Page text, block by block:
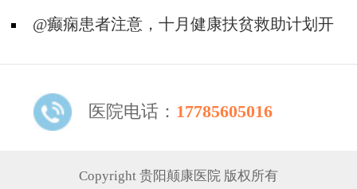
申请！
全额救助+京黔名医免费亲诊+高达万元补贴，
@癫痫患者注意，十月健康扶贫救助计划开
额！
医院电话： 17785605016
Copyright 贵阳颠康医院 版权所有